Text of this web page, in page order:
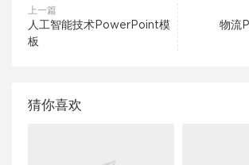
上一篇
人工智能技术PowerPoint模
板
物流
猜你喜欢